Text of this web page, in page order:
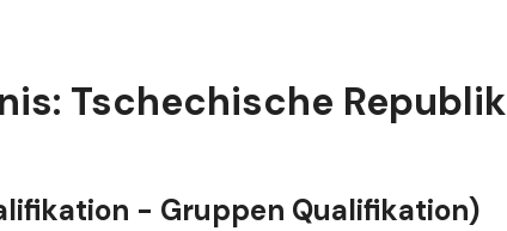
Tschechische Republik
- Gruppen Qualifikation)